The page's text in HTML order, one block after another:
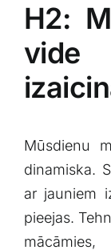
H2:
Mūsdienu
dinamiska.
ar jauniem
pieejas.